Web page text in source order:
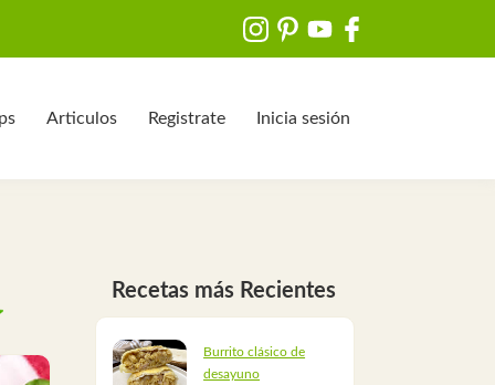
Articulos Registrate Inicia sesión
Recetas más Recientes
Burrito clásico de
desayuno